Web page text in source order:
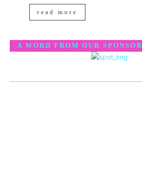
read more
A WORD FROM OUR SPONSOR